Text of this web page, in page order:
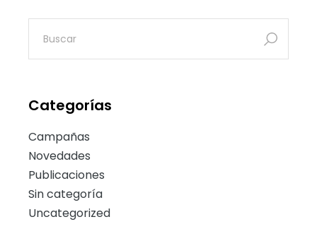
Categorías
Campañas
Novedades
Publicaciones
Sin categoría
Uncategorized